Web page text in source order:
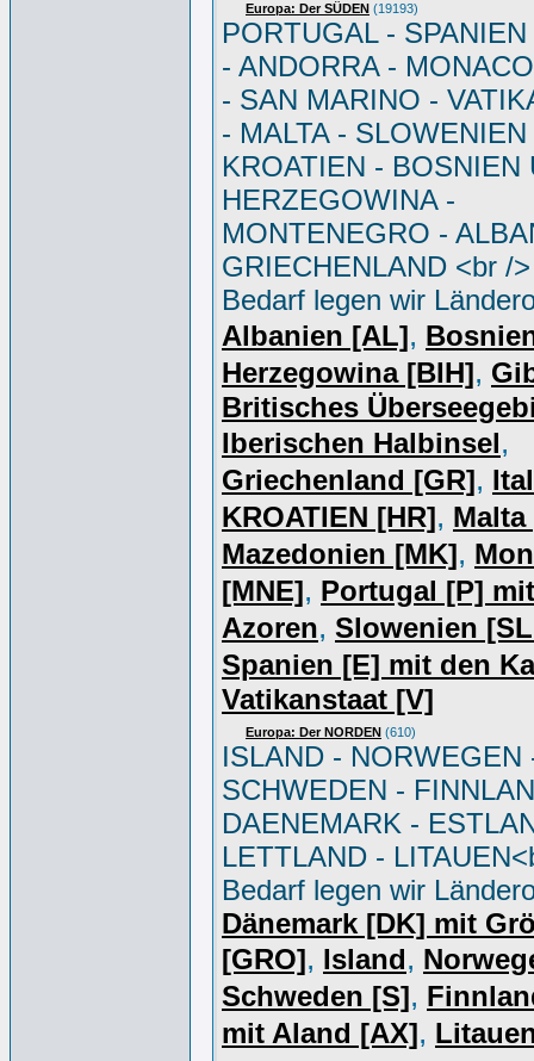
Europa: Der SÜDEN (19193)
PORTUGAL -
- ANDORRA -
- SAN MARINO -
- MALTA - SLOWENIEN
KROATIEN - BOSNIEN
HERZEGOWINA -
MONTENEGRO -
GRIECHENLAND <br /
Bedarf legen wir
Albanien [AL],
Herzegowina [BIH],
Britisches
Iberischen Halbinsel,
Griechenland [GR],
KROATIEN [HR], Malta
Mazedonien [MK],
[MNE], Portugal [P]
Azoren, Slowenien
Spanien [E] mit den
Vatikanstaat [V]
Europa: Der NORDEN (610)
ISLAND - NORWEGEN
SCHWEDEN -
DAENEMARK -
LETTLAND -
Bedarf legen wir
Dänemark [DK] mit
[GRO], Island,
Schweden [S],
mit Aland [AX],